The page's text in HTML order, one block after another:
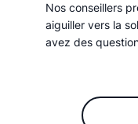
Nos conseillers
aiguiller vers la
avez des